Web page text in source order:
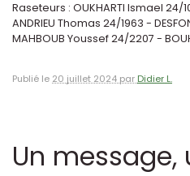
Raseteurs : OUKHARTI Ismael 24/
ANDRIEU Thomas 24/1963 -
MAHBOUB Youssef 24/2207 -
Publié le 20 juillet 2024 par Didier L.
Un message,